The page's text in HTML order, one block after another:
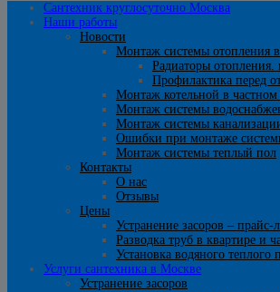
Сантехник круглосуточно Москва
Наши работы
Новости
Монтаж системы отопления
Радиаторы
Профилактика перед
Монтаж котельной в
Монтаж системы
Монтаж системы
Ошибки при монтаже
Монтаж системы теплый пол
Контакты
О нас
Отзывы
Цены
Устранение засоров – прайс-
Разводка труб в квартире и
Установка водяного теплого
Услуги сантехника в Москве
Устранение засоров